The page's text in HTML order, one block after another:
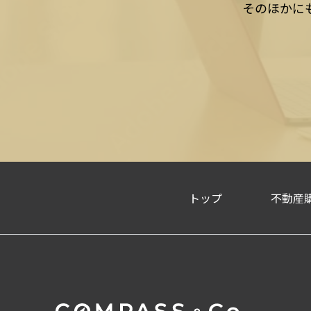
そのほかに
トップ 不動産